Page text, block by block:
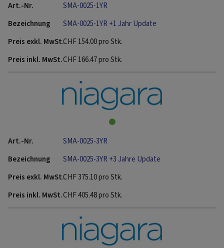
SMA-0025-1YR
SMA-0025-1YR +1 Jahr Update
CHF154.00pro Stk.
CHF166.47pro Stk.
SMA-0025-3YR
SMA-0025-3YR +3 Jahre Update
CHF375.10pro Stk.
CHF405.48pro Stk.